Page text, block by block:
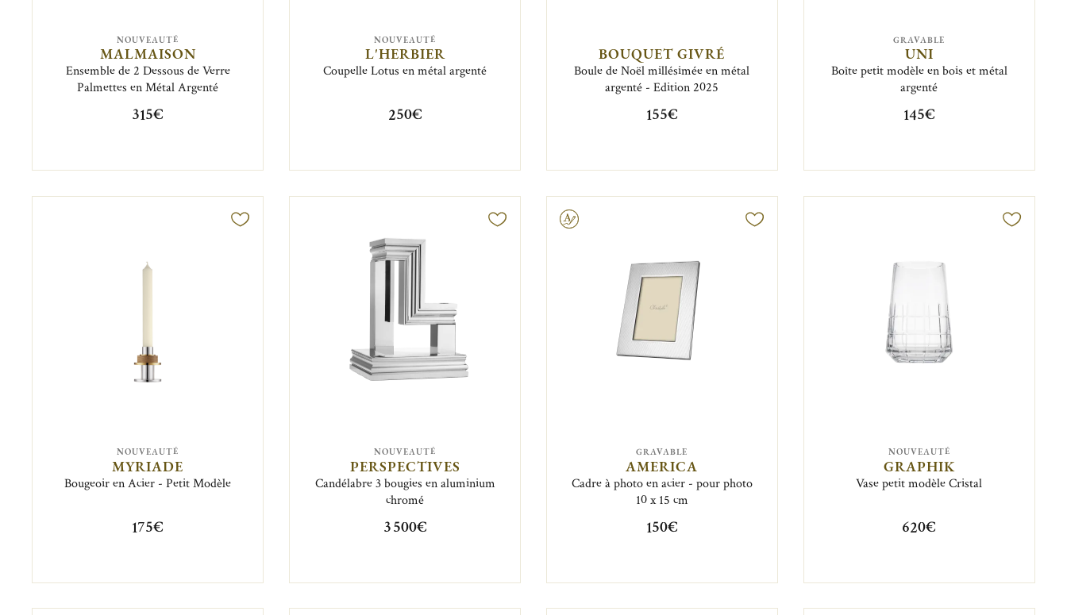
NOUVEAUTÉ
MALMAISON
Ensemble de 2 Dessous de Verre
Palmettes en Métal Argenté
315€
NOUVEAUTÉ
L'HERBIER
Coupelle Lotus en métal argenté
250€
BOUQUET GIVRÉ
Boule de Noël millésimée en métal
argenté - Edition 2025
155€
GRAVABLE
UNI
Boîte petit modèle en bois et métal
argenté
145€
NOUVEAUTÉ
MYRIADE
Bougeoir en Acier - Petit Modèle
175€
NOUVEAUTÉ
PERSPECTIVES
Candélabre 3 bougies en aluminium
chromé
3 500€
Gravable
GRAVABLE
AMERICA
Cadre à photo en acier - pour photo
10 x 15 cm
150€
NOUVEAUTÉ
GRAPHIK
Vase petit modèle Cristal
620€